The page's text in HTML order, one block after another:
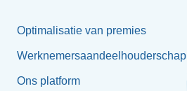
Optimalisatie van premies
Werknemersaandeelhouderschap
Ons platform